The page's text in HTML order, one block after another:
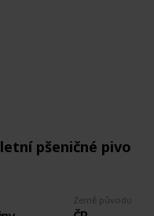
pšeničné pivo
Země původu